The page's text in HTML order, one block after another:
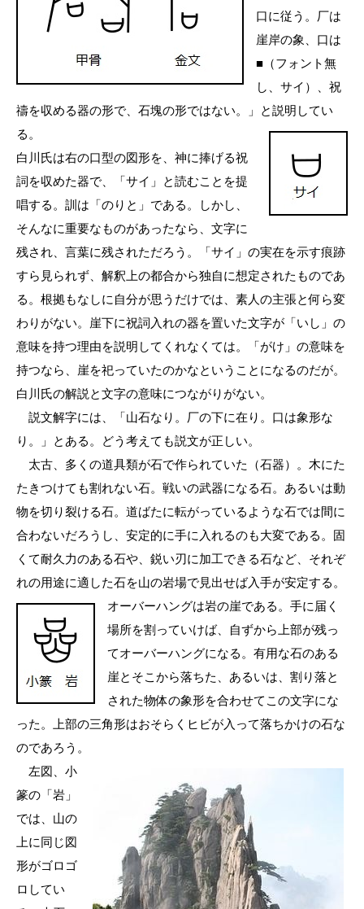
口に従う。厂は
崖岸の象、口は
■（フォント無
し、サイ）、祝
禱を収める器の形で、石塊の形ではない。」と説明してい
る。
白川氏は右の口型の図形を、神に捧げる祝
詞を収めた器で、「サイ」と読むことを提
唱する。訓は「のりと」である。しかし、
そんなに重要なものがあったなら、文字に
残され、言葉に残されただろう。「サイ」の実在を示す痕跡
すら見られず、解釈上の都合から独自に想定されたものであ
る。根拠もなしに自分が思うだけでは、素人の主張と何ら変
わりがない。崖下に祝詞入れの器を置いた文字が「いし」の
意味を持つ理由を説明してくれなくては。「がけ」の意味を
持つなら、崖を祀っていたのかなということになるのだが。
白川氏の解説と文字の意味につながりがない。
説文解字には、「山石なり。厂の下に在り。口は象形な
り。」とある。どう考えても説文が正しい。
太古、多くの道具類が石で作られていた（石器）。木にた
たきつけても割れない石。戦いの武器になる石。あるいは動
物を切り裂ける石。道ばたに転がっているような石では間に
合わないだろうし、安定的に手に入れるのも大変である。固
くて耐久力のある石や、鋭い刃に加工できる石など、それぞ
れの用途に適した石を山の岩場で見出せば入手が安定する。
オーバーハングは岩の崖である。手に届く
場所を割っていけば、自ずから上部が残っ
てオーバーハングになる。有用な石のある
崖とそこから落ちた、あるいは、割り落と
された物体の象形を合わせてこの文字にな
った。上部の三角形はおそらくヒビが入って落ちかけの石な
のであろう。
左図、小
篆の「岩」
では、山の
上に同じ図
形がゴロゴ
ロしてい